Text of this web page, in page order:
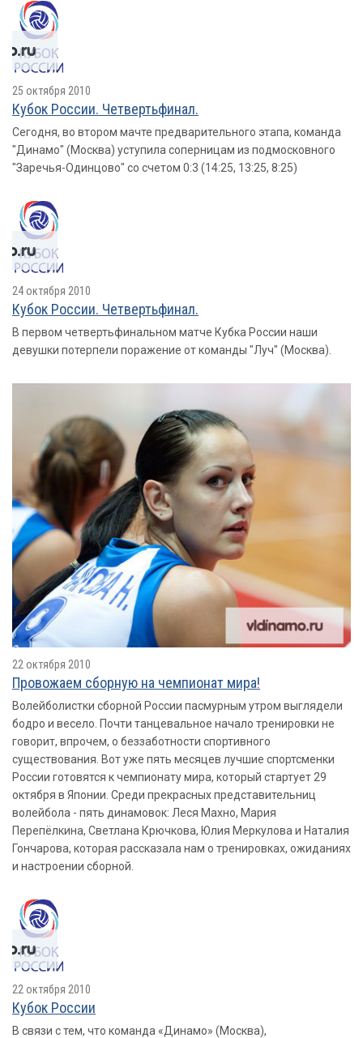
25 октября 2010
Кубок России. Четвертьфинал.
Сегодня, во втором мачте предварительного этапа, команда
"Динамо" (Москва) уступила соперницам из подмосковного
"Заречья-Одинцово" со счетом 0:3 (14:25, 13:25, 8:25)
24 октября 2010
Кубок России. Четвертьфинал.
В первом четвертьфинальном матче Кубка России наши
девушки потерпели поражение от команды "Луч" (Москва).
22 октября 2010
Провожаем сборную на чемпионат мира!
Волейболистки сборной России пасмурным утром выглядели
бодро и весело. Почти танцевальное начало тренировки не
говорит, впрочем, о беззаботности спортивного
существования. Вот уже пять месяцев лучшие спортсменки
России готовятся к чемпионату мира, который стартует 29
октября в Японии. Среди прекрасных представительниц
волейбола - пять динамовок: Леся Махно, Мария
Перепёлкина, Светлана Крючкова, Юлия Меркулова и Наталия
Гончарова, которая рассказала нам о тренировках, ожиданиях
и настроении сборной.
22 октября 2010
Кубок России
В связи с тем, что команда «Динамо» (Москва),